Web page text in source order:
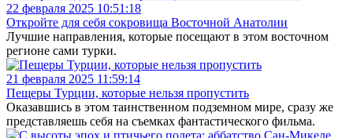
22 февраля 2025 10:51:18
Откройте для себя сокровища Восточной Анатолии
Лучшие направления, которые посещают в этом восточном
регионе сами турки.
21 февраля 2025 11:59:14
Пещеры Турции, которые нельзя пропустить
Оказавшись в этом таинственном подземном мире, сразу же
представляешь себя на съемках фантастического фильма.